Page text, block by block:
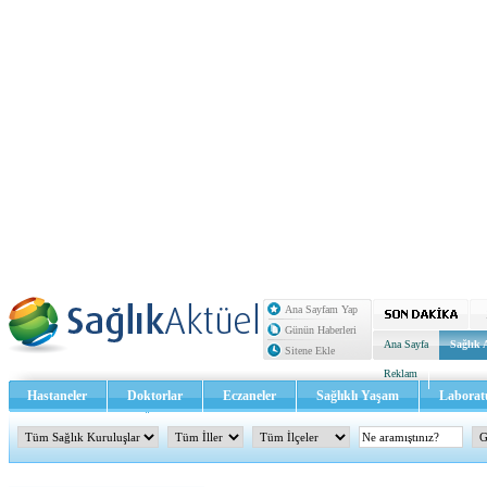
Ana Sayfam Yap
Günün Haberleri
Sitene Ekle
Ana Sayfa Sağlık
Reklam
Hastaneler Doktorlar Eczaneler Sağlıklı Yaşam
Sağlık TV - Video İletişim